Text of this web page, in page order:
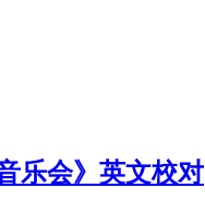
乐会》英文校对